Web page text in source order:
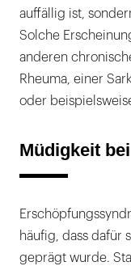
auffällig ist,
Solche
anderen
Rheuma, einer
oder
Müdigkeit
häufig, dass dafür
geprägt wurde.